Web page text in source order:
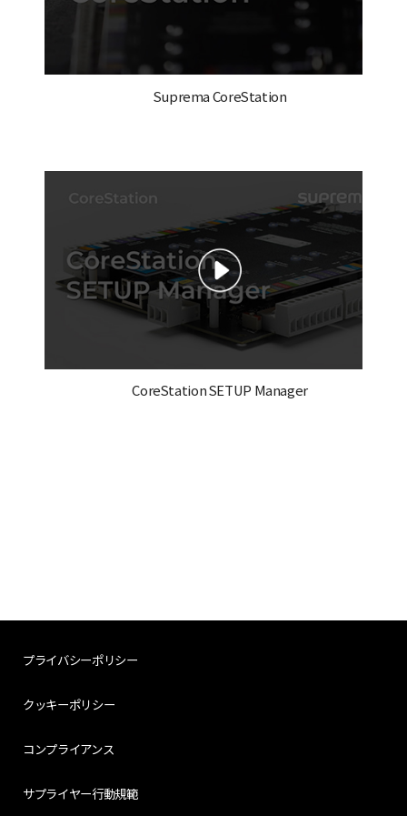
Suprema CoreStation
CoreStation SETUP Manager
プライバシーポリシー
クッキーポリシー
コンプライアンス
サプライヤー行動規範